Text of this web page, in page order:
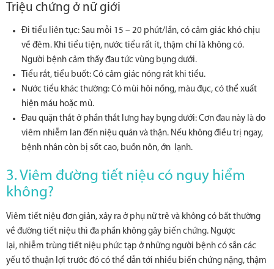
Triệu chứng ở nữ giới
Đi tiểu liên tục: Sau mỗi 15 – 20 phút/lần, có cảm giác khó chịu
về đêm. Khi tiểu tiện, nước tiểu rất ít, thậm chí là không có.
Người bệnh cảm thấy đau tức vùng bụng dưới.
Tiểu rắt, tiểu buốt: Có cảm giác nóng rát khi tiểu.
Nước tiểu khác thường: Có mùi hôi nồng, màu đục, có thể xuất
hiện máu hoặc mủ.
Đau quặn thắt ở phần thắt lưng hay bụng dưới: Cơn đau này là do
viêm nhiễm lan đến niệu quản và thận. Nếu không điều trị ngay,
bệnh nhân còn bị sốt cao, buồn nôn, ớn lạnh.
3. Viêm đường tiết niệu có nguy hiểm
không?
Viêm tiết niệu đơn giản, xảy ra ở phụ nữ trẻ và không có bất thường
về đường tiết niệu thì đa phần không gây biến chứng. Ngược
lại, nhiễm trùng tiết niệu phức tạp ở những người bệnh có sẵn các
yếu tố thuận lợi trước đó có thể dẫn tới nhiều biến chứng nặng, thậm